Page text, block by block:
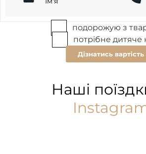
подорожую з
потрібне дитяче
Дізнатись вартість
Наші